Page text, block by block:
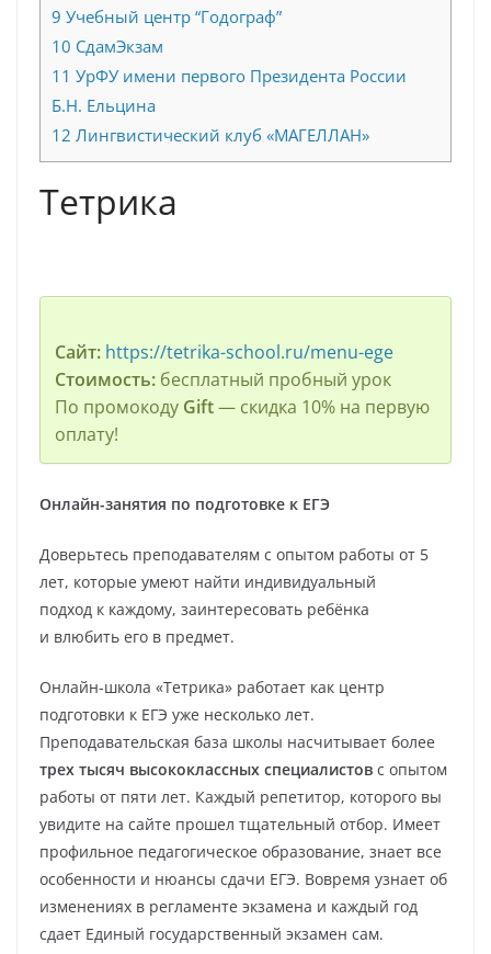
9 Учебный центр “Годограф”
10 СдамЭкзам
11 УрФУ имени первого Президента России
Б.Н. Ельцина
12 Лингвистический клуб «МАГЕЛЛАН»
Тетрика
Сайт: https://tetrika-school.ru/menu-ege
Стоимость:бесплатный пробный урок
По промокоду Gift— скидка 10% на первую
оплату!
Онлайн-занятия по подготовке к ЕГЭ
Доверьтесь преподавателям с опытом работы от 5
лет, которые умеют найти индивидуальный
подход к каждому, заинтересовать ребёнка
и влюбить его в предмет.
Онлайн-школа «Тетрика» работает как центр
подготовки к ЕГЭ уже несколько лет.
Преподавательская база школы насчитывает более
трех тысяч высококлассных специалистов с опытом
работы от пяти лет. Каждый репетитор, которого вы
увидите на сайте прошел тщательный отбор. Имеет
профильное педагогическое образование, знает все
особенности и нюансы сдачи ЕГЭ. Вовремя узнает об
изменениях в регламенте экзамена и каждый год
сдает Единый государственный экзамен сам.